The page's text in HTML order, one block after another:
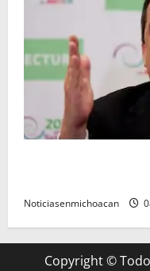
Noticiasenmichoacan
Copyright ©